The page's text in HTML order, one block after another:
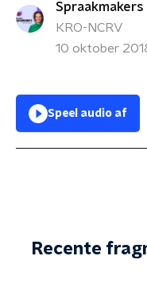
Spraakmakers
KRO-NCRV
10 oktober
Speel audio af
Recente